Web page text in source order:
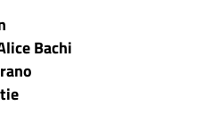
Bachi